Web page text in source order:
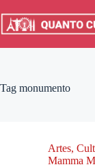
para
Tag monumento
Artes,
Mamma